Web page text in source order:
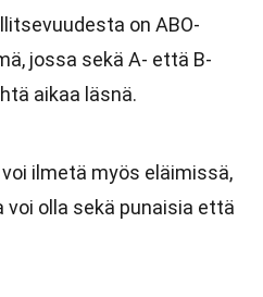
on ABO-
jossa sekä A- että B-
aikaa läsnä.
ilmetä myös eläimissä,
voi olla sekä punaisia että